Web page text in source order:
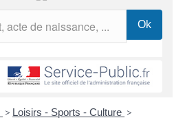
> Loisirs - Sports - Culture >